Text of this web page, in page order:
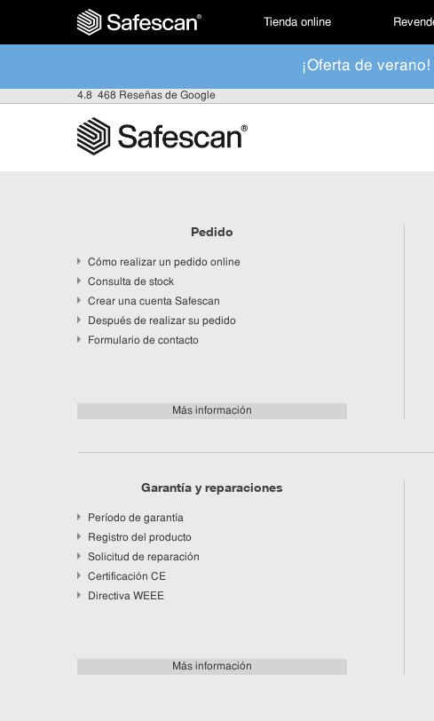
Tienda online
¡Oferta de
4.8 468 Reseñas de Google
Pedido
Cómo realizar un pedido online
Consulta de stock
Crear una cuenta Safescan
Después de realizar su pedido
Formulario de contacto
Más información
Garantía y reparaciones
Período de garantía
Registro del producto
Solicitud de reparación
Certificación CE
Directiva WEEE
Más información